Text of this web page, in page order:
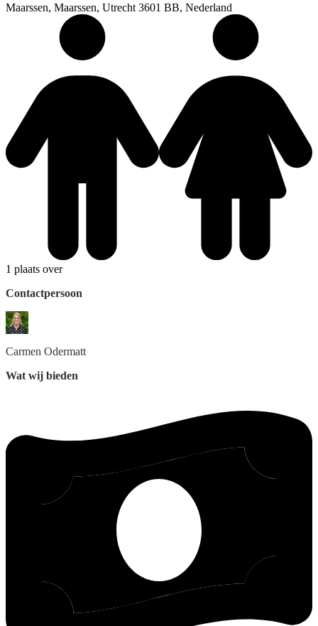
Maarssen, Maarssen, Utrecht 3601 BB, Nederland
1 plaats over
Contactpersoon
Carmen Odermatt
Wat wij bieden